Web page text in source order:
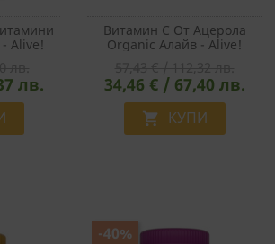
Alive!
лв.
Витамин С От Ацерола
Organic Алайв - Alive!
34,46 € / 67,40 лв.
 КУПИ
-40%